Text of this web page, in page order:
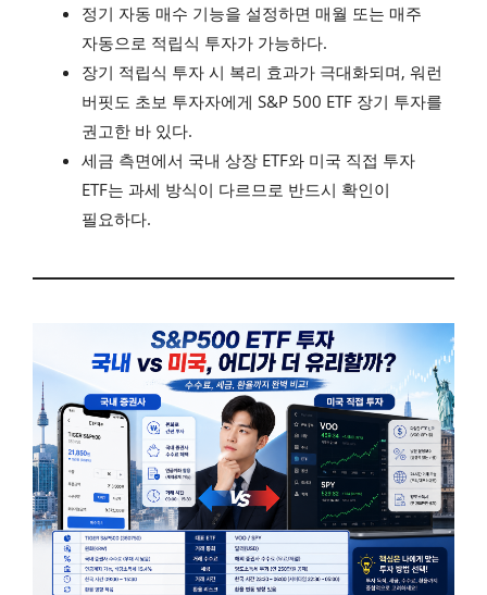
정기 자동 매수 기능을 설정하면 매월 또는 매주
자동으로 적립식 투자가 가능하다.
장기 적립식 투자 시 복리 효과가 극대화되며, 워런
버핏도 초보 투자자에게 S&P 500 ETF 장기 투자를
권고한 바 있다.
세금 측면에서 국내 상장 ETF와 미국 직접 투자
ETF는 과세 방식이 다르므로 반드시 확인이
필요하다.